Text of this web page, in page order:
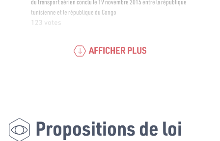
du transport aérien conclu le 19 novembre 2015 entre la république
tunisienne et le république du Congo
123 votes
AFFICHER PLUS
Propositions de loi